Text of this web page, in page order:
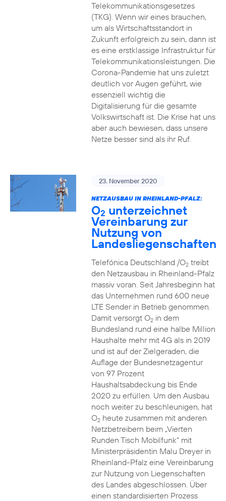
Telekommunikationsgesetzes
(TKG). Wenn wir eines brauchen,
um als Wirtschaftsstandort in
Zukunft erfolgreich zu sein, dann ist
es eine erstklassige Infrastruktur für
Telekommunikationsleistungen. Die
Corona-Pandemie hat uns zuletzt
deutlich vor Augen geführt, wie
essenziell wichtig die
Digitalisierung für die gesamte
Volkswirtschaft ist. Die Krise hat uns
aber auch bewiesen, dass unsere
Netze besser sind als ihr Ruf.
23. November 2020
NETZAUSBAU IN RHEINLAND-PFALZ:
O2 unterzeichnet
Vereinbarung zur
Nutzung von
Landesliegenschaften
Telefónica Deutschland /O2treibt
den Netzausbau in Rheinland-Pfalz
massiv voran. Seit Jahresbeginn hat
das Unternehmen rund 600 neue
LTE Sender in Betrieb genommen.
Damit versorgt O2in dem
Bundesland rund eine halbe Million
Haushalte mehr mit 4G als in 2019
und ist auf der Zielgeraden, die
Auflage der Bundesnetzagentur
von 97 Prozent
Haushaltsabdeckung bis Ende
2020 zu erfüllen. Um den Ausbau
noch weiter zu beschleunigen, hat
O2heute zusammen mit anderen
Netzbetreibern beim „Vierten
Runden Tisch Mobilfunk“ mit
Ministerpräsidentin Malu Dreyer in
Rheinland-Pfalz eine Vereinbarung
zur Nutzung von Liegenschaften
des Landes abgeschlossen. Über
einen standardisierten Prozess